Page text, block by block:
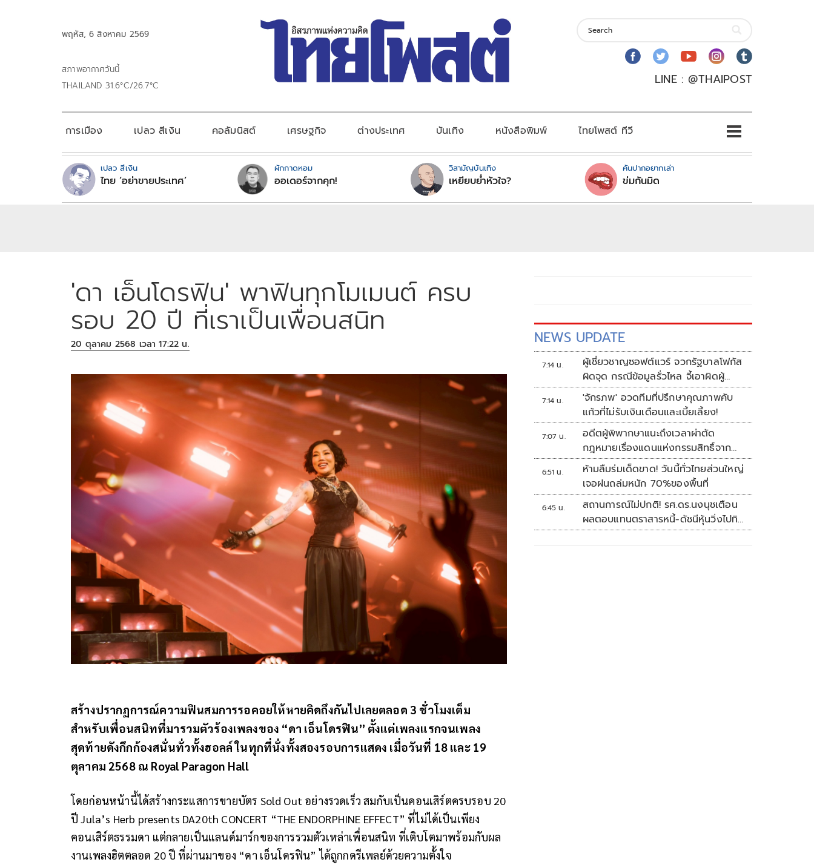
พฤหัส, 6 สิงหาคม 2569
สภาพอากาศวันนี้
THAILAND 31.6°C/26.7°C
LINE : @THAIPOST
การเมือง เปลว สีเงิน คอลัมนิสต์ เศรษฐกิจ ต่างประเทศ บันเทิง หนังสือพิมพ์ ไทยโพสต์ ทีวี
เปลว สีเงิน
ไทย ‘อย่าขายประเทศ’
ผักกาดหอม
ออเดอร์จากคุก!
วิสามัญบันเทิง
เหยียบย่ำหัวใจ?
คันปากอยากเล่า
ข่มกันมิด
'ดา เอ็นโดรฟิน' พาฟินทุกโมเมนต์ ครบ
รอบ 20 ปี ที่เราเป็นเพื่อนสนิท
20 ตุลาคม 2568 เวลา 17:22 น.
สร้างปรากฏการณ์ความฟินสมการรอคอยให้หายคิดถึงกันไปเลยตลอด 3 ชั่วโมงเต็ม
สำหรับเพื่อนสนิทที่มารวมตัวร้องเพลงของ “ดา เอ็นโดรฟิน” ตั้งแต่เพลงแรกจนเพลง
สุดท้ายดังกึกก้องสนั่นทั่วทั้งฮอลล์ ในทุกที่นั่งทั้งสองรอบการแสดง เมื่อวันที่ 18 และ 19
ตุลาคม 2568 ณ Royal Paragon Hall
โดยก่อนหน้านี้ได้สร้างกระแสการขายบัตร Sold Out อย่างรวดเร็ว สมกับเป็นคอนเสิร์ตครบรอบ 20
ปี Jula’s Herb presents DA20th CONCERT “THE ENDORPHINE EFFECT” ที่ไม่ได้เป็นเพียง
คอนเสิร์ตธรรมดา แต่กลายเป็นแลนด์มาร์กของการรวมตัวเหล่าเพื่อนสนิท ที่เติบโตมาพร้อมกับผล
งานเพลงฮิตตลอด 20 ปี ที่ผ่านมาของ “ดา เอ็นโดรฟิน” ได้ถูกกดรีเพลย์ด้วยความตั้งใจ
NEWS UPDATE
7:14 น.
ผู้เชี่ยวชาญซอฟต์แวร์ จวกรัฐบาลโฟกัส
ผิดจุด กรณีข้อมูลรั่วไหล จี้เอาผิดผู้
ควบคุม-เจ้าของระบบตามกฎหมาย
PDPA
7:14 น.
'จักรภพ' อวดทีมที่ปรึกษาคุณภาพคับ
แก้วที่ไม่รับเงินเดือนและเบี้ยเลี้ยง!
7:07 น.
อดีตผู้พิพากษาแนะถึงเวลาผ่าตัด
กฎหมายเรื่องแดนแห่งกรรมสิทธิ์จาก
สวรรค์ถึงนรก!
6:51 น.
ห้ามลืมร่มเด็ดขาด! วันนี้ทั่วไทยส่วนใหญ่
เจอฝนถล่มหนัก 70%ของพื้นที่
6:45 น.
สถานการณ์ไม่ปกติ! รศ.ดร.นงนุชเตือน
ผลตอบแทนตราสารหนี้-ดัชนีหุ้นวิ่งไปทิศ
เดียวกัน